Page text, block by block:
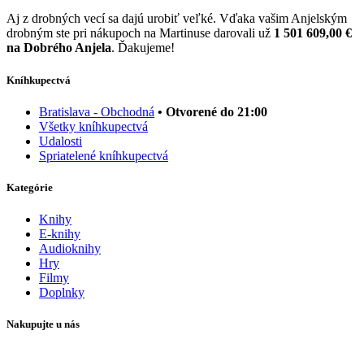
Aj z drobných vecí sa dajú urobiť veľké. Vďaka vašim Anjelským
drobným ste pri nákupoch na Martinuse darovali už 1 501 609,00 €
na Dobrého Anjela. Ďakujeme!
Kníhkupectvá
Bratislava - Obchodná • Otvorené do 21:00
Všetky kníhkupectvá
Udalosti
Spriatelené kníhkupectvá
Kategórie
Knihy
E-knihy
Audioknihy
Hry
Filmy
Doplnky
Nakupujte u nás